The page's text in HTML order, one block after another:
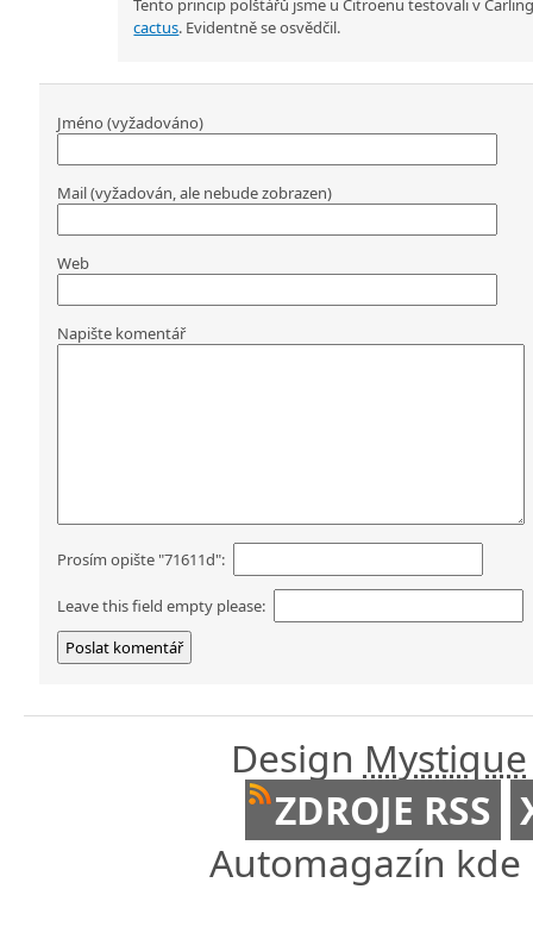
Tento princip polštářů jsme u Citroenu testovali v
cactus. Evidentně se osvědčil.
Jméno (vyžadováno)
Mail (vyžadován, ale nebude zobrazen)
Web
Napište komentář
Prosím opište "71611d":
Leave this field empty please:
Design Mystique
ZDROJE RSS
Automagazín